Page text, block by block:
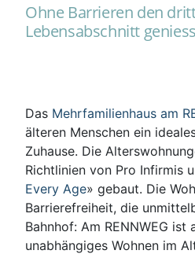
Ohne Barrieren den
Lebensabschnitt
Das Mehrfamilienhaus am
älteren Menschen ein
Zuhause. Die
Richtlinien von Pro Infirmis
Every Age» gebaut. Die
Barrierefreiheit, die
Bahnhof: Am RENNWEG ist
unabhängiges Wohnen im